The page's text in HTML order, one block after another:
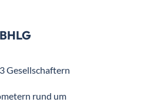
Gesellschaftern
rund um